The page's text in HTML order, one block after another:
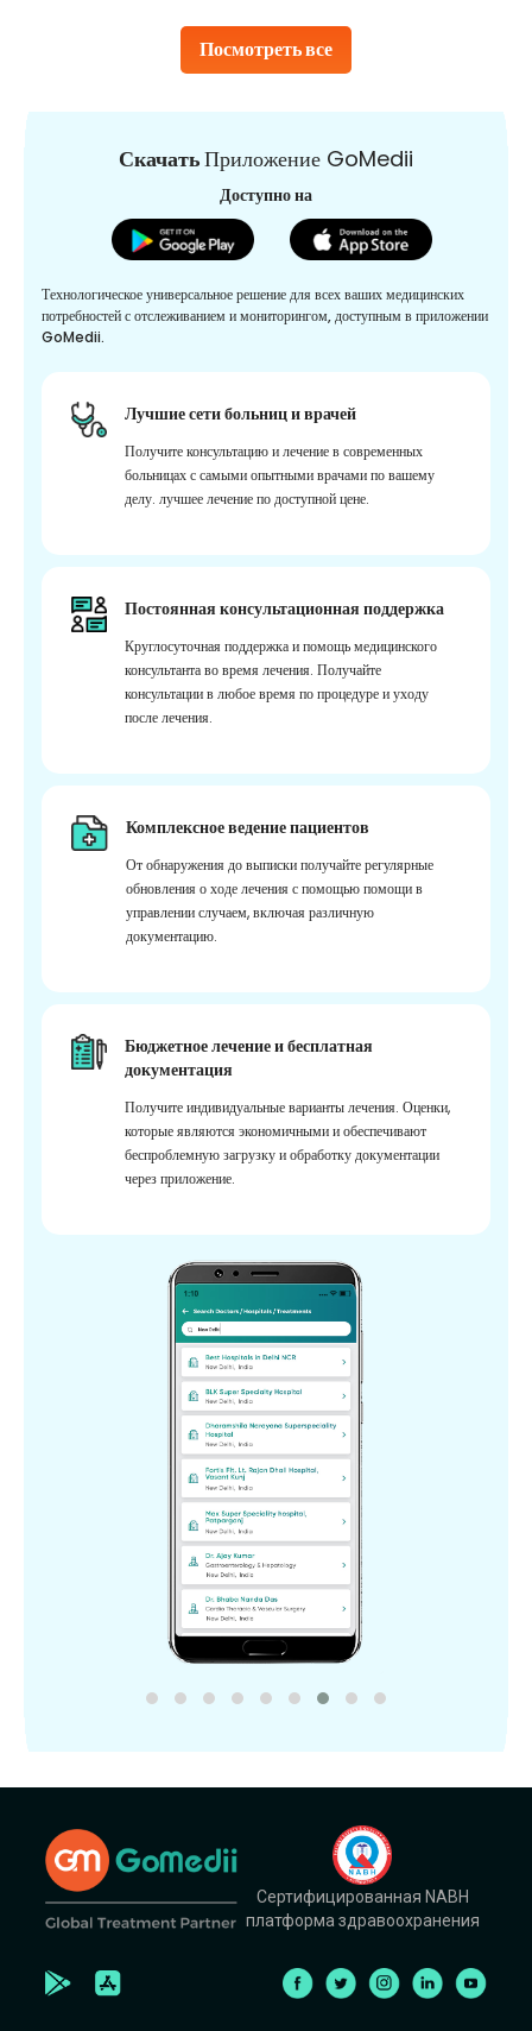
Посмотреть все
СкачатьПриложение GoMedii
Доступно на
Технологическое универсальное решение для всех ваших медицинских
потребностей с отслеживанием и мониторингом, доступным в приложении
GoMedii.
Лучшие сети больниц и врачей
Получите консультацию и лечение в современных
больницах с самыми опытными врачами по вашему
делу. лучшее лечение по доступной цене.
Постоянная консультационная поддержка
Круглосуточная поддержка и помощь медицинского
консультанта во время лечения. Получайте
консультации в любое время по процедуре и уходу
после лечения.
Комплексное ведение пациентов
От обнаружения до выписки получайте регулярные
обновления о ходе лечения с помощью помощи в
управлении случаем, включая различную
документацию.
Бюджетное лечение и бесплатная
документация
Получите индивидуальные варианты лечения. Оценки,
которые являются экономичными и обеспечивают
беспроблемную загрузку и обработку документации
через приложение.
Сертифицированная NABH
платформа здравоохранения